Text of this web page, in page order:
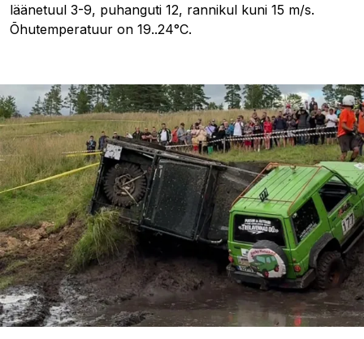
läänetuul 3-9, puhanguti 12, rannikul kuni 15 m/s.
Õhutemperatuur on 19..24°C.